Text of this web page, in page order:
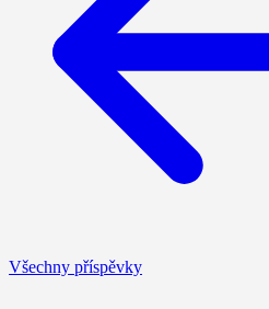
Všechny příspěvky